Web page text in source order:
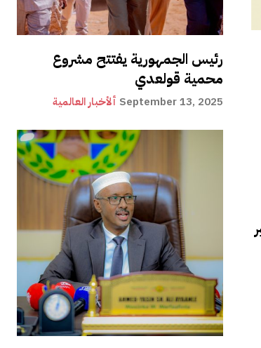
رئيس الجمهورية يفتتح مشروع
محمية قولعدي
ألأخبار العالمية September 13, 2025